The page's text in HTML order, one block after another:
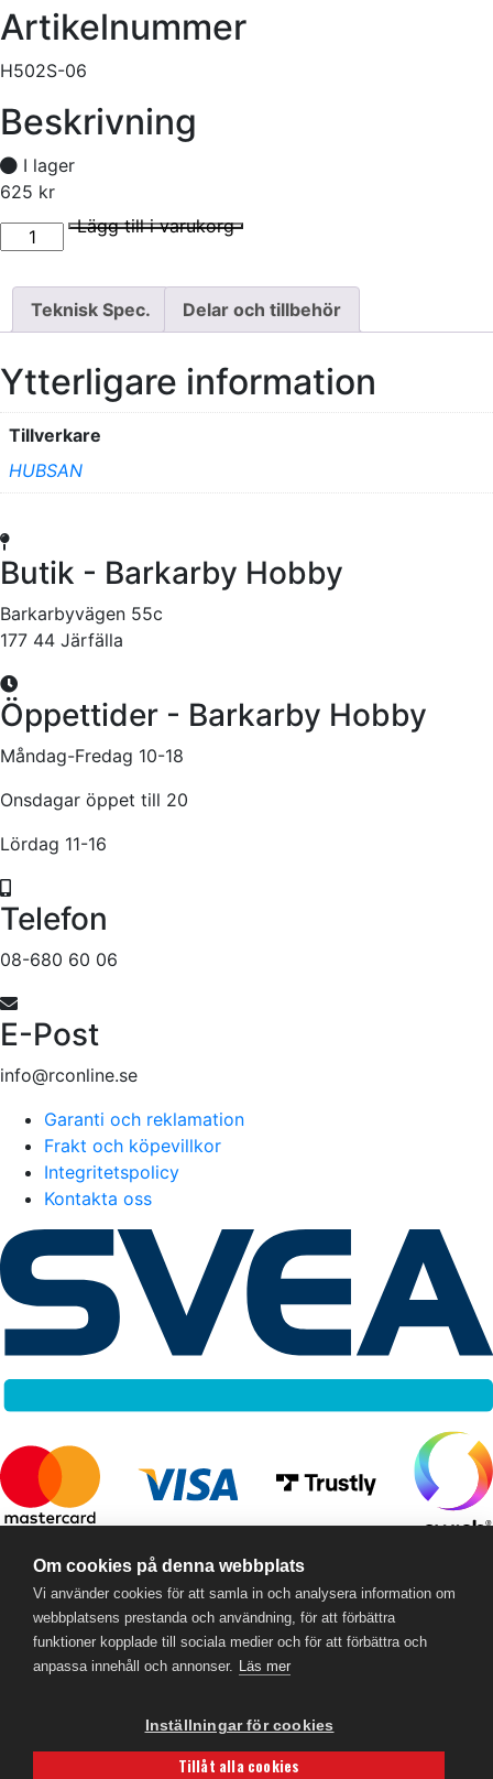
Artikelnummer
H502S-06
Beskrivning
I lager
625 kr
I lager
Sändar- och Kameramodul 5,8G/720P H502S mängd Lägg till i varukorg
Teknisk Spec. Delar och tillbehör
Ytterligare information
Tillverkare
HUBSAN
Butik - Barkarby Hobby
Barkarbyvägen 55c
177 44 Järfälla
Öppettider - Barkarby Hobby
Måndag-Fredag 10-18
Onsdagar öppet till 20
Lördag 11-16
Telefon
08-680 60 06
E-Post
info@rconline.se
Garanti och reklamation
Frakt och köpevillkor
Integritetspolicy
Kontakta oss
- © 2026
559357-5706
Om cookies på denna webbplats
Vi använder cookies för att samla in och analysera information om
webbplatsens prestanda och användning, för att förbättra
funktioner kopplade till sociala medier och för att förbättra och
anpassa innehåll och annonser. Läs mer
Inställningar för cookies
Tillåt alla cookies